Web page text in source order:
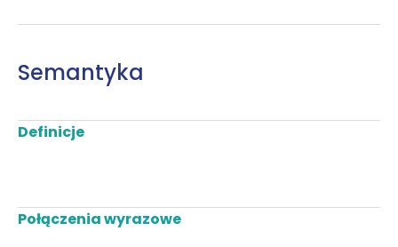
Semantyka
Definicje
Połączenia wyrazowe